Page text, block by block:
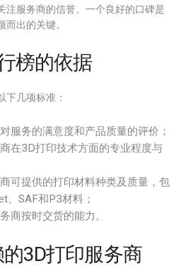
注服务商的信誉。一个良好的口碑是
而出的关键。
榜的依据
下几项标准：
对服务的满意度和产品质量的评价；
商在3D打印技术方面的专业程度与
商可提供的打印材料种类及质量，包
、SAF和P3材料；
务商按时交货的能力。
3D打印服务商